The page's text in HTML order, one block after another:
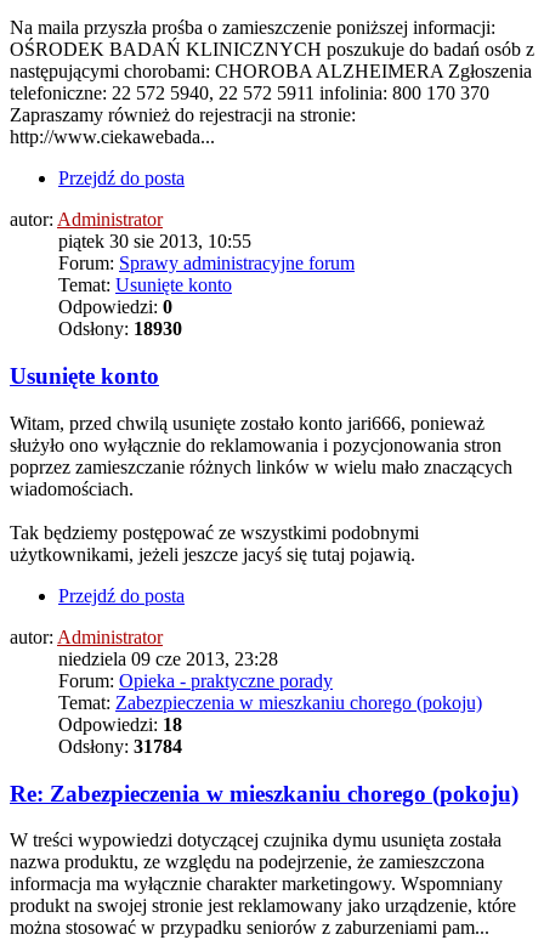
Na maila przyszła prośba o zamieszczenie poniższej informacji:
OŚRODEK BADAŃ KLINICZNYCH poszukuje do badań osób z
następującymi chorobami: CHOROBA ALZHEIMERA Zgłoszenia
telefoniczne: 22 572 5940, 22 572 5911 infolinia: 800 170 370
Zapraszamy również do rejestracji na stronie:
http://www.ciekawebada...
Przejdź do posta
autor: Administrator
piątek 30 sie 2013, 10:55
Forum: Sprawy administracyjne forum
Temat: Usunięte konto
Odpowiedzi: 0
Odsłony: 18930
Usunięte konto
Witam, przed chwilą usunięte zostało konto jari666, ponieważ
służyło ono wyłącznie do reklamowania i pozycjonowania stron
poprzez zamieszczanie różnych linków w wielu mało znaczących
wiadomościach.
Tak będziemy postępować ze wszystkimi podobnymi
użytkownikami, jeżeli jeszcze jacyś się tutaj pojawią.
Przejdź do posta
autor: Administrator
niedziela 09 cze 2013, 23:28
Forum: Opieka - praktyczne porady
Temat: Zabezpieczenia w mieszkaniu chorego (pokoju)
Odpowiedzi: 18
Odsłony: 31784
Re: Zabezpieczenia w mieszkaniu chorego (pokoju)
W treści wypowiedzi dotyczącej czujnika dymu usunięta została
nazwa produktu, ze względu na podejrzenie, że zamieszczona
informacja ma wyłącznie charakter marketingowy. Wspomniany
produkt na swojej stronie jest reklamowany jako urządzenie, które
można stosować w przypadku seniorów z zaburzeniami pam...